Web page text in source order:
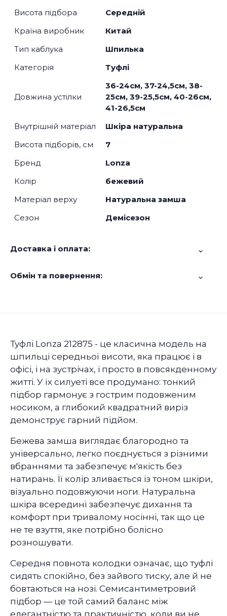
Висота підбора
Середній
Країна виробник
Китай
Тип каблука
Шпилька
Категорія
Туфлі
Довжина устілки
36-24см, 37-24,5см, 38-
25см, 39-25,5см, 40-26см,
41-26,5см
Внутрішній матеріал
Шкіра натуральна
Висота підборів, см
7
Бренд
Lonza
Колір
бежевий
Матеріал верху
Натуральна замша
Сезон
Демісезон
Доставка і оплата:
Обмін та повернення:
Туфлі Lonza 212875 - це класична модель на
шпильці середньої висоти, яка працює і в
офісі, і на зустрічах, і просто в повсякденному
житті. У їх силуеті все продумано: тонкий
підбор гармонує з гострим подовженим
носиком, а глибокий квадратний виріз
демонструє гарний підйом.
Бежева замша виглядає благородно та
універсально, легко поєднується з різними
вбраннями та забезпечує м'якість без
натирань. Її колір зливається із тоном шкіри,
візуально подовжуючи ноги. Натуральна
шкіра всередині забезпечує дихання та
комфорт при тривалому носінні, так що це
не те взуття, яке потрібно болісно
розношувати.
Середня повнота колодки означає, що туфлі
сидять спокійно, без зайвого тиску, але й не
бовтаються на нозі. Семисантиметровий
підбор — це той самий баланс між